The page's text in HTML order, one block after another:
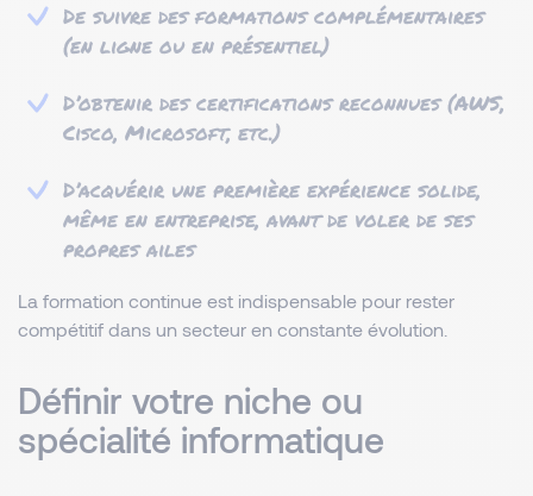
De suivre des formations complémentaires
(en ligne ou en présentiel)
D’obtenir des certifications reconnues (AWS,
Cisco, Microsoft, etc.)
D’acquérir une première expérience solide,
même en entreprise, avant de voler de ses
propres ailes
La formation continue est indispensable pour rester
compétitif dans un secteur en constante évolution.
Définir votre niche ou
spécialité informatique